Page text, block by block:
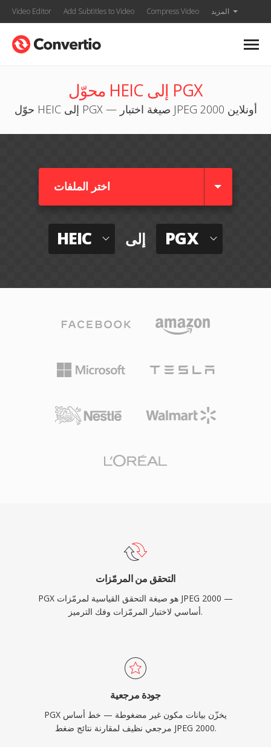
Video Editor Add Subtitles to Video Compress Video المزيد
محوّل HEIC إلى PGX
حوّل HEIC إلى PGX — صيغة اختبار JPEG 2000 أونلاين
اختر الملفات
HEIC إلى PGX
التحقق من المرمّزات
PGX هو صيغة التحقق القياسية لمرمّزات JPEG 2000 —
أساسي لاختبار المرمّزات وفك الترميز.
جودة مرجعية
PGX يخزّن بيانات مكون غير مضغوطة — خط أساس
مرجعي نظيف لمقارنة نتائج ضغط JPEG 2000.